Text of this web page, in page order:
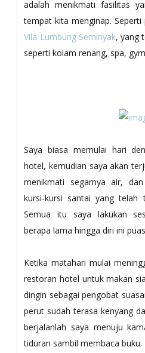
adalah menikmati fasilitas
tempat kita menginap. Seperti
Vila Lumbung Seminyak, yang
seperti kolam renang, spa,
Saya biasa memulai hari
hotel, kemudian saya akan
menikmati segarnya air,
kursi-kursi santai yang telah
Semua itu saya lakukan
berapa lama hingga diri ini
Ketika matahari mulai
restoran hotel untuk makan
dingin sebagai pengobat
perut sudah terasa kenyang
berjalanlah saya menuju
tiduran sambil membaca